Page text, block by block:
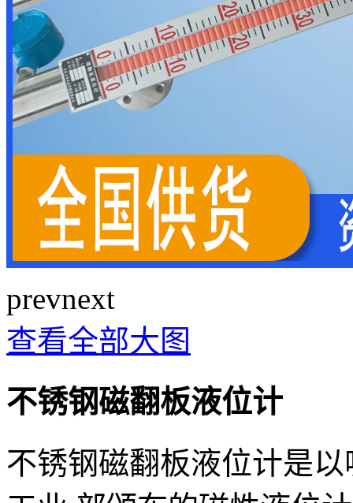
prevnext
查看全部大图
不锈钢磁翻板液位计
不锈钢磁翻板液位计是